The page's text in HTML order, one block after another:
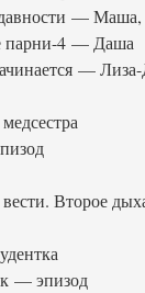
— Маша,
4 — Даша
— Лиза-
Второе
— эпизод